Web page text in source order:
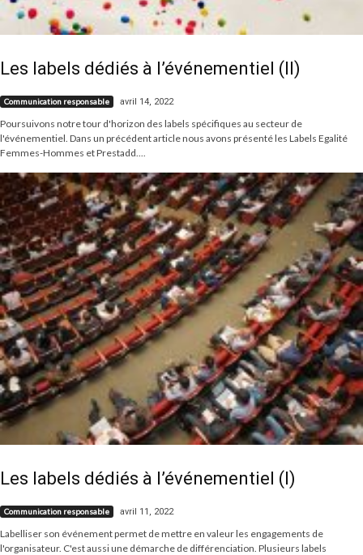
Les labels dédiés à l’événementiel (II)
Communication responsable avril 14, 2022
Poursuivons notre tour d'horizon des labels spécifiques au secteur de
l'événementiel. Dans un précédent article nous avons présenté les Labels Egalité
Femmes-Hommes et Prestadd....
Les labels dédiés à l’événementiel (I)
Communication responsable avril 11, 2022
Labelliser son événement permet de mettre en valeur les engagements de
l'organisateur. C'est aussi une démarche de différenciation. Plusieurs labels